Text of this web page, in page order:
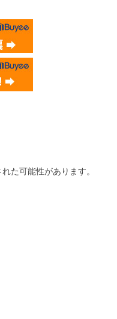
た可能性があります。